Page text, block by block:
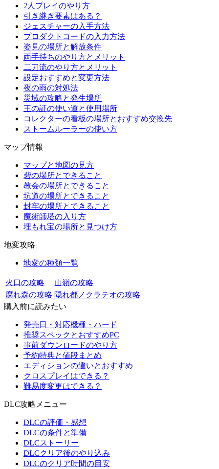
2人プレイのやり方
引き継ぎ要素はある？
ジェスチャーの入手方法
プロダクトコードの入力方法
姿見の場所と解放条件
両手持ちのやり方とメリット
二刀流のやり方とメリット
設定おすすめと変更方法
夜の雨の対処法
災域の攻略と発生場所
王の証の使い道と使用場所
コレクターの看板の場所とおすすめ交換先
ストームルーラーの使い方
マップ情報
マップと地図の見方
砦の場所とできること
教会の場所とできること
坑道の場所とできること
封牢の場所とできること
魔術師塔の入り方
埋もれ宝の場所と見つけ方
地変攻略
地変の種類一覧
火口の攻略
山嶺の攻略
腐れ森の攻略 隠れ都ノクラテオの攻略
購入前に読みたい
発売日・対応機種・ハード
推奨スペックとおすすめPC
事前ダウンロードのやり方
予約特典と値段まとめ
エディションの違いとおすすめ
クロスプレイはできる？
難易度変更はできる？
DLC攻略メニュー
DLCの評価・感想
DLCの条件と準備
DLCストーリー
DLCクリア後のやり込み
DLCのクリア時間の目安